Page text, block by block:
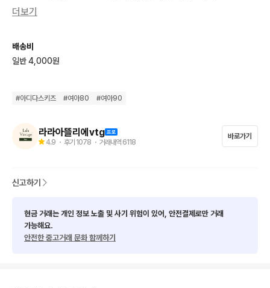
상품 아래 안전하게 결제하기로 결제해주세요^^
상품 컨디션, 상세 사이즈 언제 든지 문의 주셔도 됩니다 꼼꼼한 체
크 후 구매 부탁드려요
더보기
배송비
일반 4,000원
#아디다스키즈 #여아80 #여아90
라라아뜰리에vtg
4.9 ・ 후기 1078 ・ 거래내역 6118
바로가기
신고하기
현금 거래는 개인 정보 노출 및 사기 위험이 있어, 안전결제로만 거래
가능해요.
안전한 중고거래 문화 함께하기